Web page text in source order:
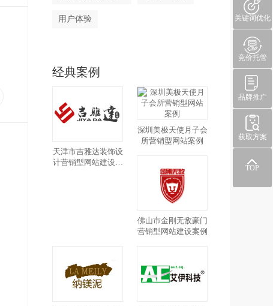
用户体验
经典案例
天津市吉雅达装饰设
计营销型网站建设案
深圳美极天使月子会
所营销型网站案例
佛山市金刚无敌豪门
营销型网站建设案例
关键词优化
竞价托管
品牌推广
获取方案
TOP